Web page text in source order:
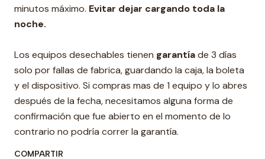
minutos máximo. Evitar dejar cargando toda la
noche.
Los equipos desechables tienen garantíade 3 días
solo por fallas de fabrica, guardando la caja, la boleta
y el dispositivo. Si compras mas de 1 equipo y lo abres
después de la fecha, necesitamos alguna forma de
confirmación que fue abierto en el momento de lo
contrario no podría correr la garantía.
COMPARTIR